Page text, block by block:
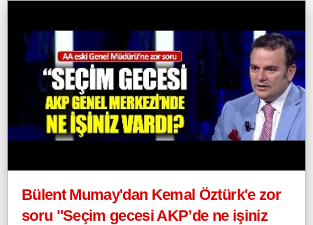
Bülent Mumay'dan Kemal Öztürk'e zor
soru "Seçim gecesi AKP’de ne işiniz